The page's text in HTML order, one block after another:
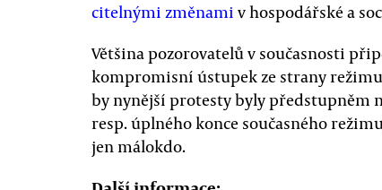
citelnými změnami v hospodářské a
Většina pozorovatelů v současnosti
kompromisní ústupek ze strany
by nynější protesty byly předstupněm
resp. úplného konce současného
jen málokdo.